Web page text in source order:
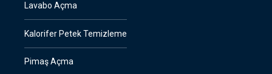
Lavabo Açma
Kalorifer Petek Temizleme
Pimaş Açma